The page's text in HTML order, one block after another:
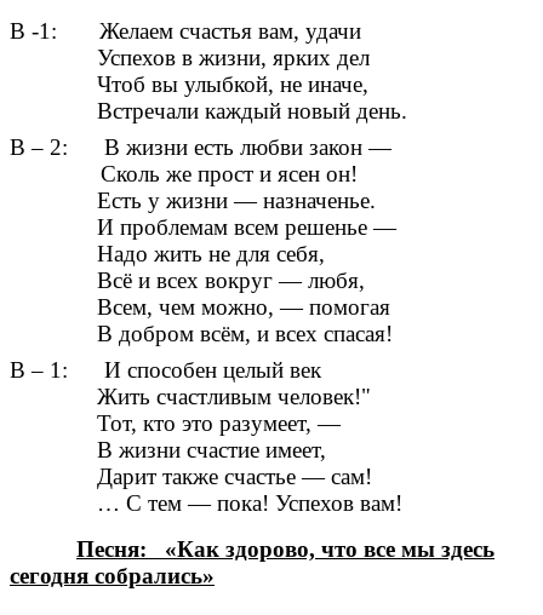
В -1: Желаем счастья вам, удачи
Успехов в жизни, ярких дел
Чтоб вы улыбкой, не иначе,
Встречали каждый новый день.
В – 2: В жизни есть любви закон —
Сколь же прост и ясен он!
Есть у жизни — назначенье.
И проблемам всем решенье —
Надо жить не для себя,
Всё и всех вокруг — любя,
Всем, чем можно, — помогая
В добром всём, и всех спасая!
В – 1: И способен целый век
Жить счастливым человек!"
Тот, кто это разумеет, —
В жизни счастие имеет,
Дарит также счастье — сам!
… С тем — пока! Успехов вам!
Песня: «Как здорово, что все мы здесь
сегодня собрались»